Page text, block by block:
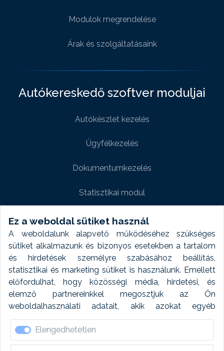
Ez a weboldal sütiket használ
A weboldalunk alapvető működéséhez szükséges
sütiket alkalmazunk és bizonyos esetekben a tartalom
és hirdetések személyre szabásához beállítás,
statisztikai és marketing sütiket is használunk. Emellett
előfordulhat, hogy közösségi média, hirdetési, és
elemző partnereinkkel megosztjuk az Ön
weboldalhasználati adatait, akik azokat egyéb
forrásokból gyűjtött adatokkal kombinálhatják. A sütik
elfogadásával kapcsolatosan naplózást végzünk és
ezen adatokat 6 hónap után automatikusan töröljük. A
Elengedhetetlen
Modulok megrendelése
Árak és szolgáltatásaink
Autókereskedő szoftver moduljai
Autókészlet kezelés
Ügyfélkezelés
Dokumentumkezelés
Statisztikai modul
Weboldal modul
Fényképtár extra modul
Autómosó modul
Feladatütemezés